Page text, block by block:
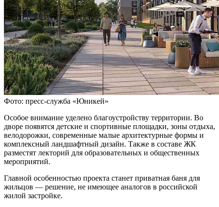
Фото: пресс-служба «Юникей»
Особое внимание уделено благоустройству территории. Во
дворе появятся детские и спортивные площадки, зоны отдыха,
велодорожки, современные малые архитектурные формы и
комплексный ландшафтный дизайн. Также в составе ЖК
разместят лекторий для образовательных и общественных
мероприятий.
Главной особенностью проекта станет приватная баня для
жильцов — решение, не имеющее аналогов в российской
жилой застройке.